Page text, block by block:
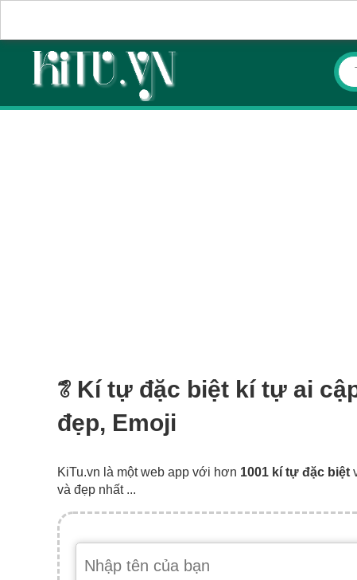
𓆂 Kí tự đặc biệt kí tự ai
đẹp, Emoji
KiTu.vn là một web app với hơn 1001 kí tự đặc biệt
và đẹp nhất ...